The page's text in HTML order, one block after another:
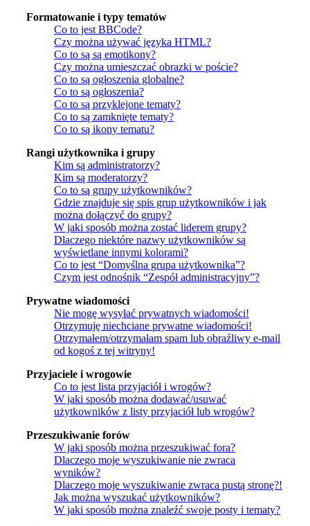
Formatowanie i typy tematów
Co to jest BBCode?
Czy można używać języka HTML?
Co to są są emotikony?
Czy można umieszczać obrazki w poście?
Co to są ogłoszenia globalne?
Co to są ogłoszenia?
Co to są przyklejone tematy?
Co to są zamknięte tematy?
Co to są ikony tematu?
Rangi użytkownika i grupy
Kim są administratorzy?
Kim są moderatorzy?
Co to są grupy użytkowników?
Gdzie znajduje się spis grup użytkowników i jak
można dołączyć do grupy?
W jaki sposób można zostać liderem grupy?
Dlaczego niektóre nazwy użytkowników są
wyświetlane innymi kolorami?
Co to jest “Domyślna grupa użytkownika”?
Czym jest odnośnik “Zespół administracyjny”?
Prywatne wiadomości
Nie mogę wysyłać prywatnych wiadomości!
Otrzymuję niechciane prywatne wiadomości!
Otrzymałem/otrzymałam spam lub obraźliwy e-mail
od kogoś z tej witryny!
Przyjaciele i wrogowie
Co to jest lista przyjaciół i wrogów?
W jaki sposób można dodawać/usuwać
użytkowników z listy przyjaciół lub wrogów?
Przeszukiwanie forów
W jaki sposób można przeszukiwać fora?
Dlaczego moje wyszukiwanie nie zwraca
wyników?
Dlaczego moje wyszukiwanie zwraca pustą stronę?!
Jak można wyszukać użytkowników?
W jaki sposób można znaleźć swoje posty i tematy?